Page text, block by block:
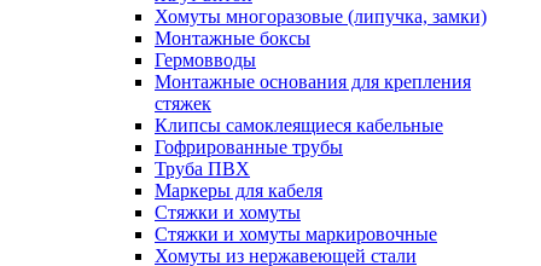
Хомуты многоразовые (липучка, замки)
Монтажные боксы
Гермовводы
Монтажные основания для крепления
стяжек
Клипсы самоклеящиеся кабельные
Гофрированные трубы
Труба ПВХ
Маркеры для кабеля
Стяжки и хомуты
Стяжки и хомуты маркировочные
Хомуты из нержавеющей стали